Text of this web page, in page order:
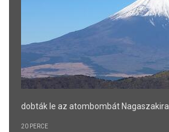
dobták le az atombombát Nagaszakira.
20 PERCE